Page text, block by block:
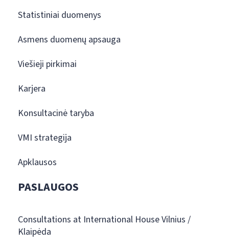
Statistiniai duomenys
Asmens duomenų apsauga
Viešieji pirkimai
Karjera
Konsultacinė taryba
VMI strategija
Apklausos
PASLAUGOS
Consultations at International House Vilnius /
Klaipėda